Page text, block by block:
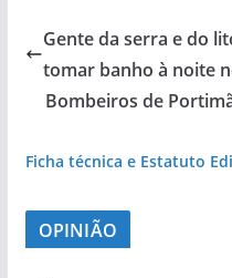
Gente da serra e do
tomar banho à noite
Bombeiros de
Ficha técnica e Estatuto
OPINIÃO